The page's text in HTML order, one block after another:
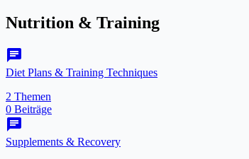
Nutrition & Training
chat
Diet Plans & Training Techniques
2 Themen
0 Beiträge
chat
Supplements & Recovery